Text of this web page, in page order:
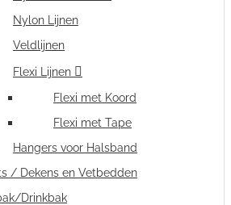
Nylon Lijnen
Veldlijnen
Flexi Lijnen
Flexi met Koord
Flexi met Tape
Hangers voor Halsband
/ Dekens en Vetbedden
Drinkbak